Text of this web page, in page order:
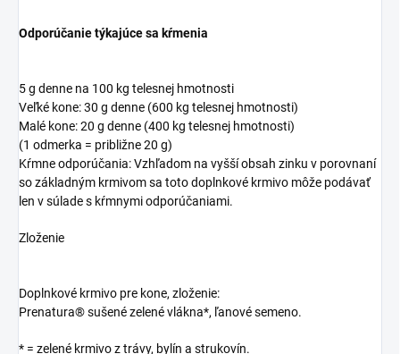
Odporúčanie týkajúce sa kŕmenia
5 g denne na 100 kg telesnej hmotnosti
Veľké kone: 30 g denne (600 kg telesnej hmotnosti)
Malé kone: 20 g denne (400 kg telesnej hmotnosti)
(1 odmerka = približne 20 g)
Kŕmne odporúčania: Vzhľadom na vyšší obsah zinku v porovnaní
so základným krmivom sa toto doplnkové krmivo môže podávať
len v súlade s kŕmnymi odporúčaniami.
Zloženie
Doplnkové krmivo pre kone, zloženie:
Prenatura® sušené zelené vlákna*, ľanové semeno.
* = zelené krmivo z trávy, bylín a strukovín.